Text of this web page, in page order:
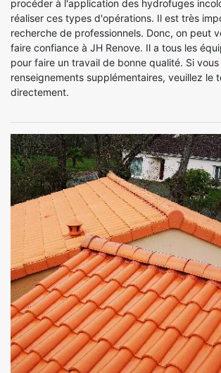
procéder à l'application des hydrofuges
réaliser ces types d'opérations. Il est très
recherche de professionnels. Donc, on peut
faire confiance à JH Renove. Il a tous les
pour faire un travail de bonne qualité. Si
renseignements supplémentaires, veuillez le
directement.